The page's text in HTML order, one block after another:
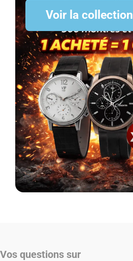
Voir la collection
Vos questions sur